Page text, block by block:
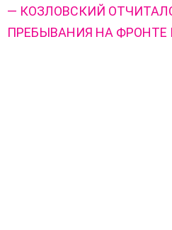
— КОЗЛОВСКИЙ
ПРЕБЫВАНИЯ НА ФРОНТЕ